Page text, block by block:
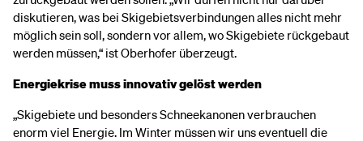
diskutieren, was bei Skigebietsverbindungen alles nicht mehr
möglich sein soll, sondern vor allem, wo Skigebiete rückgebaut
werden müssen,“ ist Oberhofer überzeugt.
Energiekrise muss innovativ gelöst werden
„Skigebiete und besonders Schneekanonen verbrauchen
enorm viel Energie. Im Winter müssen wir uns eventuell die